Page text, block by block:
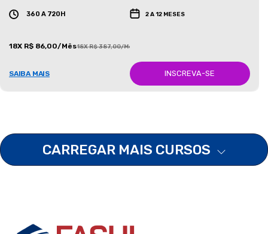
360 A 720H 2 A 12 MESES
18X R$ 86,00/Mês18X R$ 387,00/Mês
SAIBA MAIS INSCREVA-SE
CARREGAR MAIS CURSOS